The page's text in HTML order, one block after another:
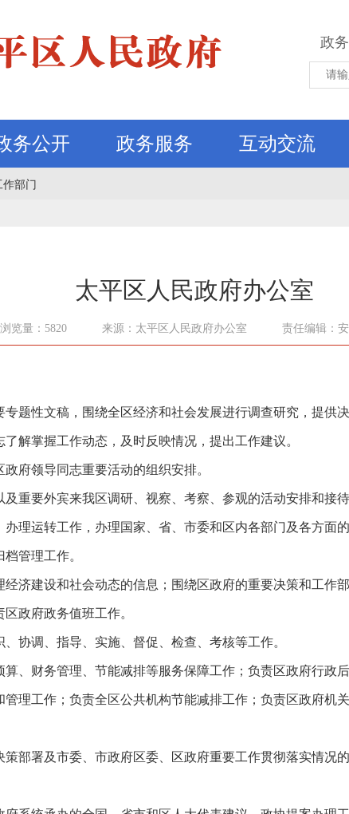
政
务公开 政务服务 互动交流
部门
太平区人民政府办公室
浏览量：5820 来源：太平区人民政府办公室 责任编辑：
性文稿，围绕全区经济和社会发展进行调查研究，提供
解掌握工作动态，及时反映情况，提出工作建议。
领导同志重要活动的组织安排。
要外宾来我区调研、视察、考察、参观的活动安排和接待
运转工作，办理国家、省、市委和区内各部门及各方面
管理工作。
建设和社会动态的信息；围绕区政府的重要决策和工作
政府政务值班工作。
调、指导、实施、督促、检查、考核等工作。
财务管理、节能减排等服务保障工作；负责区政府行政
理工作；负责全区公共机构节能减排工作；负责区政府机
署及市委、市政府区委、区政府重要工作贯彻落实情况